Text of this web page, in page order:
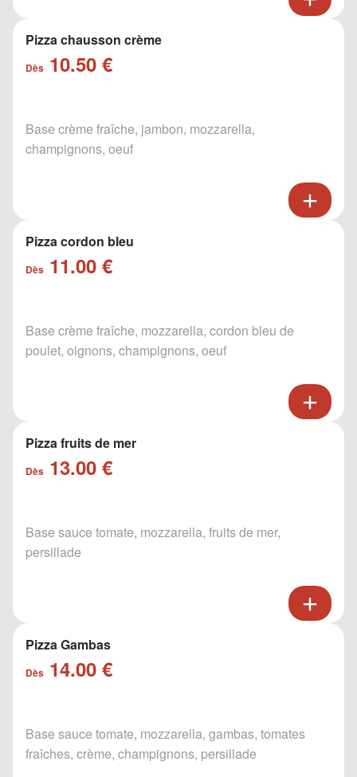
Pizza chausson crème
Dès 10.50 €
Base crème fraîche, jambon, mozzarella,
champignons, oeuf
Pizza cordon bleu
Dès 11.00 €
Base crème fraîche, mozzarella, cordon bleu de
poulet, oignons, champignons, oeuf
Pizza fruits de mer
Dès 13.00 €
Base sauce tomate, mozzarella, fruits de mer,
persillade
Pizza Gambas
Dès 14.00 €
Base sauce tomate, mozzarella, gambas, tomates
fraîches, crème, champignons, persillade